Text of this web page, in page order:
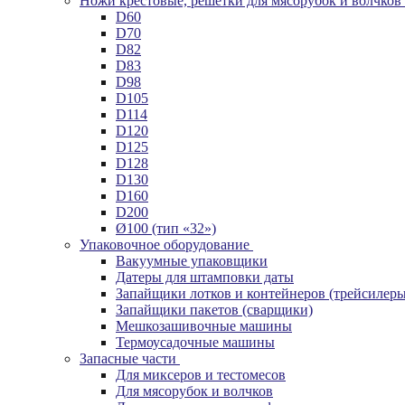
D60
D70
D82
D83
D98
D105
D114
D120
D125
D128
D130
D160
D200
Ø100 (тип «32»)
Упаковочное оборудование
Вакуумные упаковщики
Датеры для штамповки даты
Запайщики лотков и контейнеров
Запайщики пакетов (сварщики)
Мешкозашивочные машины
Термоусадочные машины
Запасные части
Для миксеров и тестомесов
Для мясорубок и волчков